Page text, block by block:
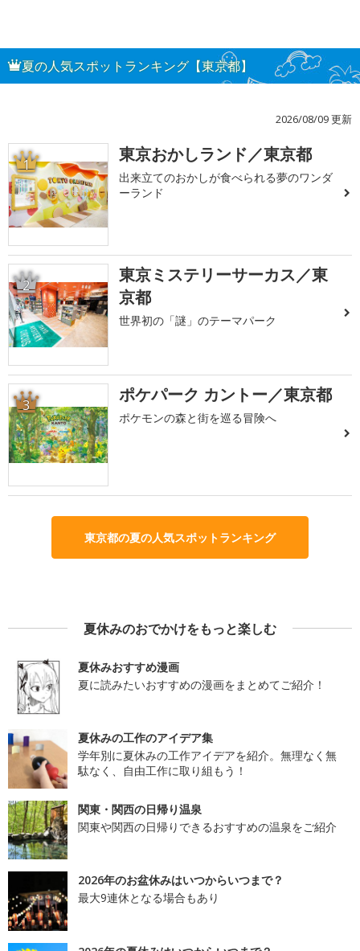
夏の人気スポットランキング【東京都】
2026/08/09 更新
1 東京おかしランド／東京都
出来立てのおかしが食べられる夢のワンダ
ーランド
2
東京ミステリーサーカス／東
京都
世界初の「謎」のテーマパーク
3 ポケパーク カントー／東京都
ポケモンの森と街を巡る冒険へ
東京都の夏の人気スポットランキング
夏休みのおでかけをもっと楽しむ
夏休みおすすめ漫画
夏に読みたいおすすめの漫画をまとめてご紹介！
夏休みの工作のアイデア集
学年別に夏休みの工作アイデアを紹介。無理なく無
駄なく、自由工作に取り組もう！
関東・関西の日帰り温泉
関東や関西の日帰りできるおすすめの温泉をご紹介
2026年のお盆休みはいつからいつまで？
最大9連休となる場合もあり